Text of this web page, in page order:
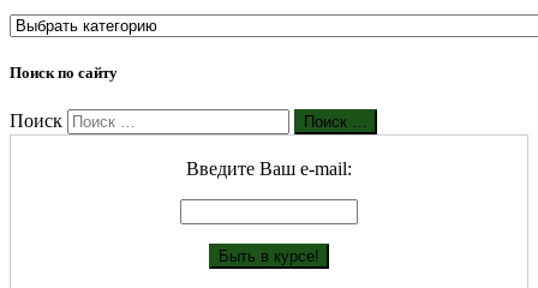
Поиск по сайту
Поиск Поиск …
Введите Ваш е-mail: